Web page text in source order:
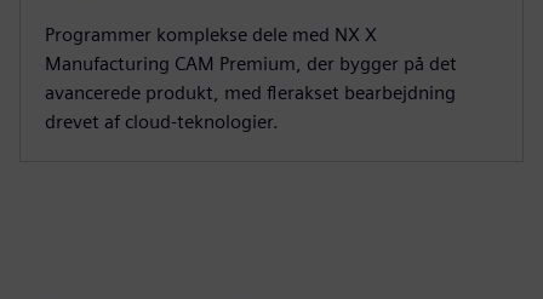
Programmer komplekse dele med NX X
Manufacturing CAM Premium, der bygger på det
avancerede produkt, med flerakset bearbejdning
drevet af cloud-teknologier.